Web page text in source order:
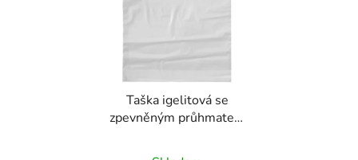
Taška igelitová se
zpevněným průhmatem